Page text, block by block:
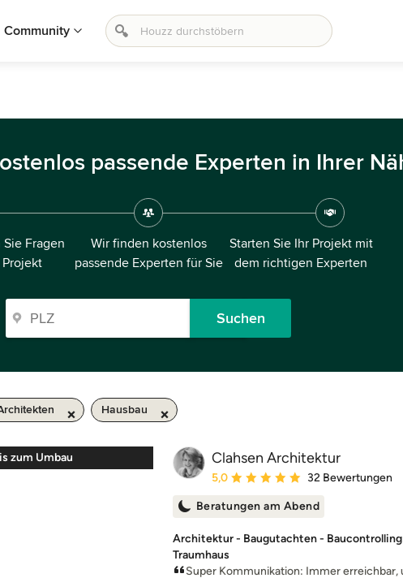
Community
passende Experten in Ihrer
Fragen
Wir finden kostenlos
passende Experten für Sie
Starten Sie Ihr Projekt mit
dem richtigen Experten
Suchen
Hausbau
zum Umbau Clahsen Architektur
Durchschnittliche Bewertung: 5 von 5
5,0 32 Bewertungen
Beratungen am Abend
Architektur - Baugutachten -
Traumhaus
Super Kommunikation: Immer erreichbar,